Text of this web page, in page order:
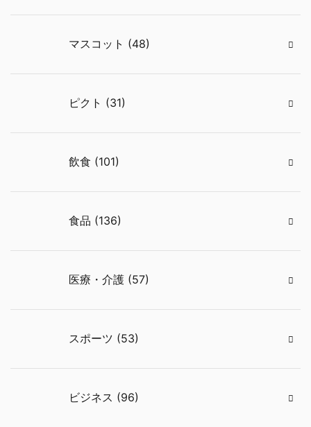
マスコット (48)
ピクト (31)
飲食 (101)
食品 (136)
医療・介護 (57)
スポーツ (53)
ビジネス (96)